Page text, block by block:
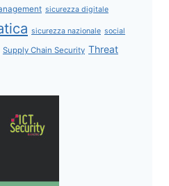
sicurezza digitale
sicurezza nazionale social
Supply Chain Security Threat